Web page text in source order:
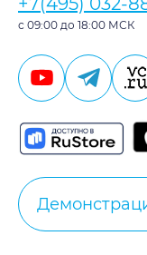
с 09:00 до 18:00 МСК